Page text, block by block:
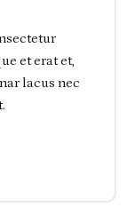
et erat et,
lacus nec